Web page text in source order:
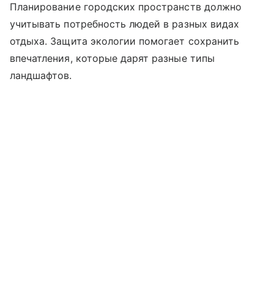
Планирование городских пространств должно
учитывать потребность людей в разных видах
отдыха. Защита экологии помогает сохранить
впечатления, которые дарят разные типы
ландшафтов.